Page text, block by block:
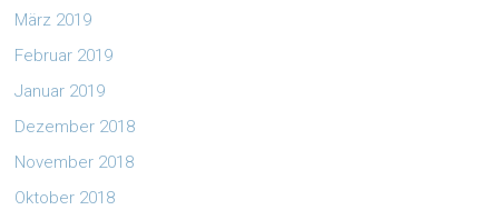
März 2019
Februar 2019
Januar 2019
Dezember 2018
November 2018
Oktober 2018